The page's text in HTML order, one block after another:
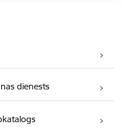
dienests